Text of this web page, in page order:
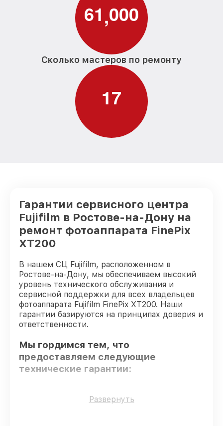
61,000
Сколько мастеров по ремонту
17
Гарантии сервисного центра
Fujifilm в Ростове-на-Дону на
ремонт фотоаппарата FinePix
XT200
В нашем СЦ Fujifilm, расположенном в
Ростове-на-Дону, мы обеспечиваем высокий
уровень технического обслуживания и
сервисной поддержки для всех владельцев
фотоаппарата Fujifilm FinePix XT200. Наши
гарантии базируются на принципах доверия и
ответственности.
Мы гордимся тем, что
предоставляем следующие
технические гарантии:
Использование оригинальных
Развернуть